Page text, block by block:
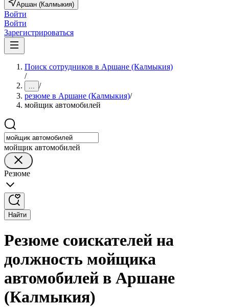
Аршан (Калмыкия)
Войти
Войти
Зарегистрироваться
Поиск сотрудников в Аршане (Калмыкия)
/
... /
резюме в Аршане (Калмыкия)/
мойщик автомобилей
мойщик автомобилей
Резюме
Найти
Резюме соискателей на
должность мойщика
автомобилей в Аршане
(Калмыкия)